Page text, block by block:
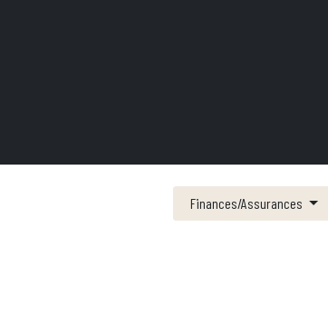
Finances/Assurances